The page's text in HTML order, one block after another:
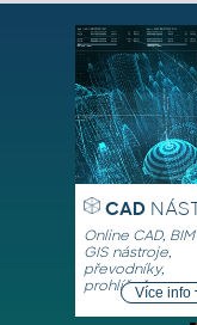
CAD
Online CAD, BIM
GIS nástroje,
převodníky,
prohlížečeVíce info